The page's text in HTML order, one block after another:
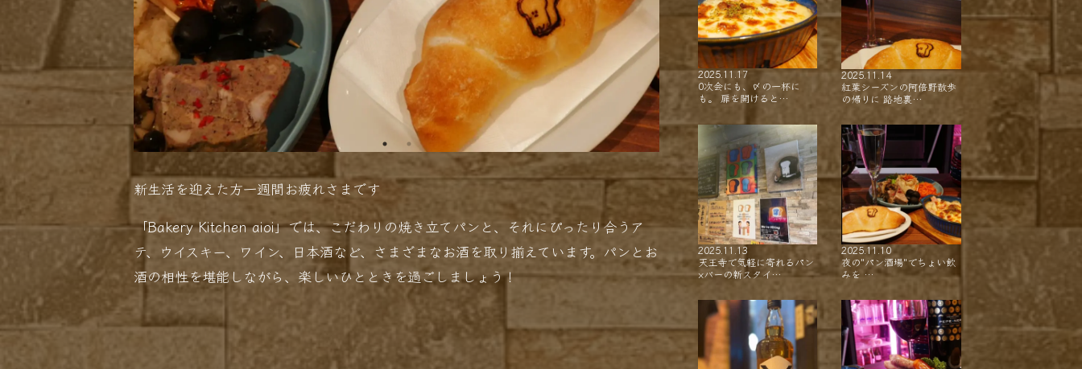
新生活を迎えた方一週間お疲れさまです
「Bakery Kitchen aioi」では、こだわりの焼き立てパンと、それにぴったり合うア
テ、ウイスキー、ワイン、日本酒など、さまざまなお酒を取り揃えています。パンとお
酒の相性を堪能しながら、楽しいひとときを過ごしましょう！
2025.11.17
0次会にも、〆の一杯に
も。 扉を開けると…
2025.11.14
紅葉シーズンの阿倍野散歩
の帰りに 路地裏…
2025.11.13
天王寺で気軽に寄れるパン
×バーの新スタイ…
2025.11.10
夜の"パン酒場"でちょい飲
みを …